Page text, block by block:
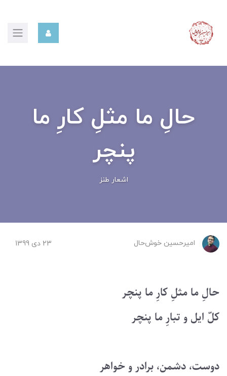
حالِ ما مثلِ کارِ ما
پنچر
اشعار طنز
امیرحسین ‌خوش‌حال 23 دی 1399
حالِ ما مثلِ کارِ ما پنچر
کلّ ایل و تبارِ ما پنچر
دوست، دشمن، برادر و خواهر